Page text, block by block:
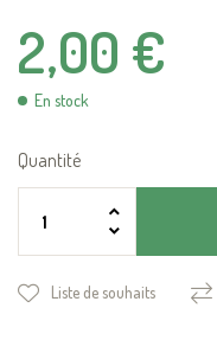
2,00 €
En stock
Quantité
Liste de souhaits